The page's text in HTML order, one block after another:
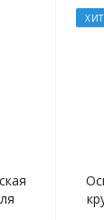
ХИТ